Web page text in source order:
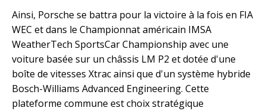
Ainsi, Porsche se battra pour la victoire à la fois en FIA
WEC et dans le Championnat américain IMSA
WeatherTech SportsCar Championship avec une
voiture basée sur un châssis LM P2 et dotée d'une
boîte de vitesses Xtrac ainsi que d'un système hybride
Bosch-Williams Advanced Engineering. Cette
plateforme commune est choix stratégique